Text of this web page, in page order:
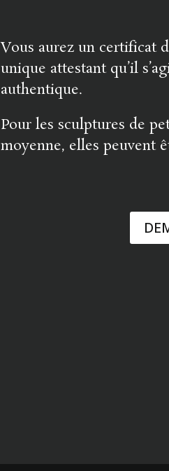
Vous aurez un certificat
unique attestant qu’il
authentique.
Pour les sculptures de
moyenne, elles peuvent